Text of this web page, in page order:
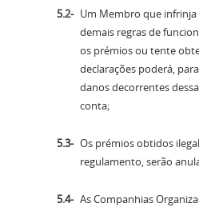
Um Membro que
demais regras de
os prémios ou tente
declarações poderá,
danos decorrentes
conta;
Os prémios obtidos
regulamento, serão
As Companhias